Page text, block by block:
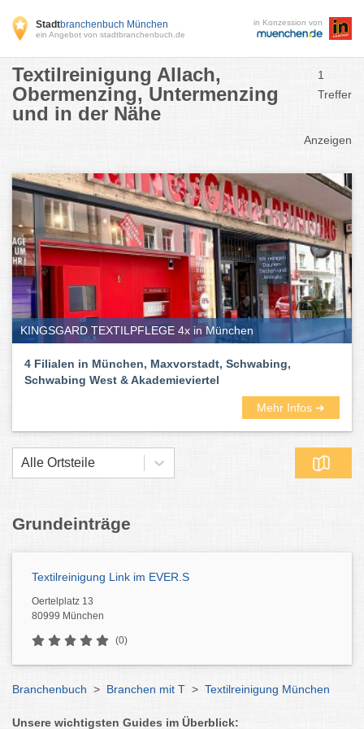
Stadtbranchenbuch München
ein Angebot von stadtbranchenbuch.de
in Konzession von
Textilreinigung Allach,
Obermenzing, Untermenzing
und in der Nähe
1
Treffer
Anzeigen
KINGSGARD TEXTILPFLEGE 4x in München
4 Filialen in München, Maxvorstadt, Schwabing,
Schwabing West & Akademieviertel
Mehr Infos ➜
Alle Ortsteile
Grundeinträge
Textilreinigung Link im EVER.S
Oertelplatz 13
80999 München
(0)
Branchenbuch > Branchen mit T > Textilreinigung München
Unsere wichtigsten Guides im Überblick: